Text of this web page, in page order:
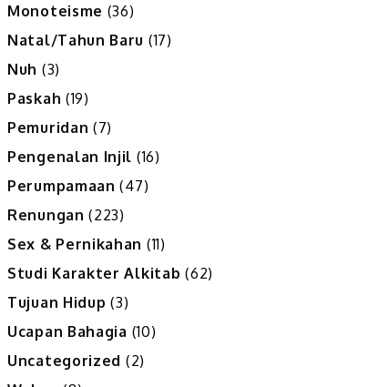
Monoteisme (36)
Natal/Tahun Baru (17)
Nuh (3)
Paskah (19)
Pemuridan (7)
Pengenalan Injil (16)
Perumpamaan (47)
Renungan (223)
Sex & Pernikahan (11)
Studi Karakter Alkitab (62)
Tujuan Hidup (3)
Ucapan Bahagia (10)
Uncategorized (2)